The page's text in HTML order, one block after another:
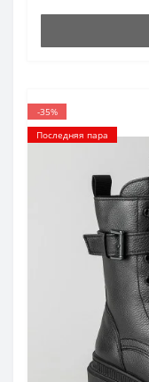
-35%
Последняя пара